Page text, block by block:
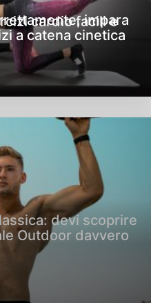
cardio facili e
devi scoprire
Outdoor davvero
impara
a catena cinetica